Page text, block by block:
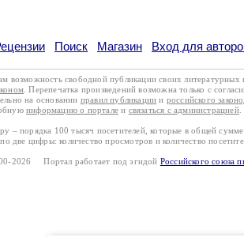
Поиск Магазин Вход для
возможность свободной публикации своих
. Перепечатка произведений возможна только с
на основании правил публикации и российского
информацию о портале и связаться с администрацией.
– порядка 100 тысяч посетителей, которые в общей
две цифры: количество просмотров и количество
2026 Портал работает под эгидой Российского союза